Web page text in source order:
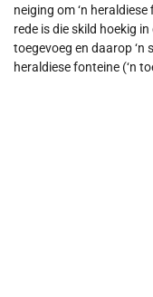
neiging om ‘n
rede is die skild hoekig
toegevoeg en daarop
heraldiese fonteine (‘n